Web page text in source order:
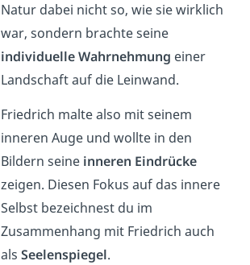
Natur dabei nicht so, wie sie wirklich
war, sondern brachte seine
individuelle Wahrnehmung einer
Landschaft auf die Leinwand.
Friedrich malte also mit seinem
inneren Auge und wollte in den
Bildern seine inneren Eindrücke
zeigen. Diesen Fokus auf das innere
Selbst bezeichnest du im
Zusammenhang mit Friedrich auch
als Seelenspiegel.